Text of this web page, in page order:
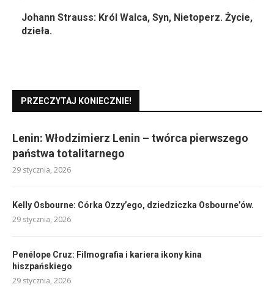
Johann Strauss: Król Walca, Syn, Nietoperz. Życie,
dzieła.
PRZECZYTAJ KONIECZNIE!
Lenin: Włodzimierz Lenin – twórca pierwszego
państwa totalitarnego
29 stycznia, 2026
Kelly Osbourne: Córka Ozzy’ego, dziedziczka Osbourne’ów.
29 stycznia, 2026
Penélope Cruz: Filmografia i kariera ikony kina
hiszpańskiego
29 stycznia, 2026